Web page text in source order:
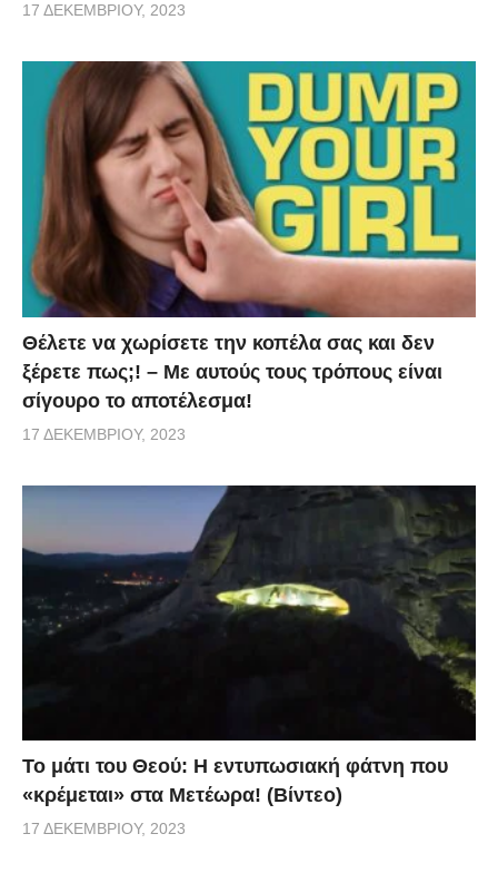
17 ΔΕΚΕΜΒΡΊΟΥ, 2023
Θέλετε να χωρίσετε την κοπέλα σας και δεν
ξέρετε πως;! – Με αυτούς τους τρόπους είναι
σίγουρο το αποτέλεσμα!
17 ΔΕΚΕΜΒΡΊΟΥ, 2023
Το μάτι του Θεού: Η εντυπωσιακή φάτνη που
«κρέμεται» στα Μετέωρα! (Βίντεο)
17 ΔΕΚΕΜΒΡΊΟΥ, 2023